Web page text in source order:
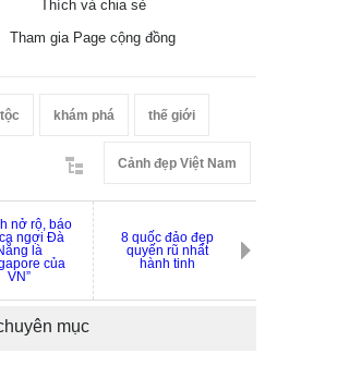
Thích và chia sẻ
Tham gia Page cộng đồng
khám phá thế giới
Cảnh đẹp Việt Nam
nở rộ, báo
ngợi Đà
là
của
VN”
8 quốc đảo đẹp
quyến rũ nhất
hành tinh
mục